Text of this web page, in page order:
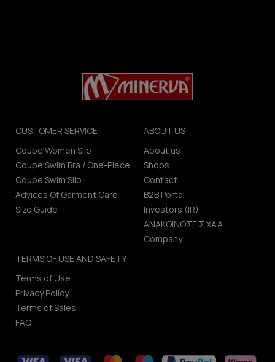
CUSTOMER SERVICE
Coupe Women Slip
Coupe Swim Bra / One-Piece
Coupe Swim Slip
Advices Of Garment Care
Size Guide
ABOUT US
About us
Shops
Contact
B2B Portal
Investors (IR)
ΑΝΑΚΟΙΝΩΣΕΙΣ ΧΑΑ
Company
TERMS OF USE AND SAFETY
Terms of Use
Privacy Policy
Terms of Sales
FAQ